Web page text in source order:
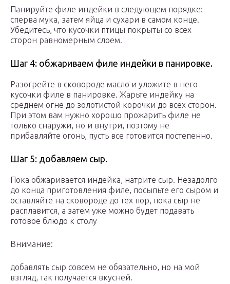
Панируйте филе индейки в следующем порядке:
сперва мука, затем яйца и сухари в самом конце.
Убедитесь, что кусочки птицы покрыты со всех
сторон равномерным слоем.
Шаг 4: обжариваем филе индейки в панировке.
Разогрейте в сковороде масло и уложите в него
кусочки филе в панировке. Жарьте индейку на
среднем огне до золотистой корочки до всех сторон.
При этом вам нужно хорошо прожарить филе не
только снаружи, но и внутри, поэтому не
прибавляйте огонь, пусть все готовится постепенно.
Шаг 5: добавляем сыр.
Пока обжаривается индейка, натрите сыр. Незадолго
до конца приготовления филе, посыпьте его сыром и
оставляйте на сковороде до тех пор, пока сыр не
расплавится, а затем уже можно будет подавать
готовое блюдо к столу
Внимание:
добавлять сыр совсем не обязательно, но на мой
взгляд, так получается вкусней.